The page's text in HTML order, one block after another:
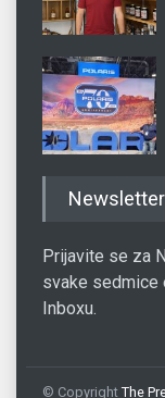
Prijavite se za
svake sedmice
Inboxu.
© Copyright The